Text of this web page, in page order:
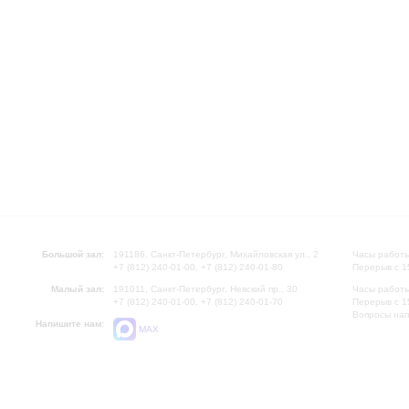
Большой зал:
191186, Санкт-Петербург, Михайловская ул., 2
+7 (812) 240-01-00, +7 (812) 240-01-80
Малый зал:
191011, Санкт-Петербург, Невский пр., 30
+7 (812) 240-01-00, +7 (812) 240-01-70
Напишите нам:
MAX
Часы
Перерыв с
Часы
Перерыв с
Вопросы